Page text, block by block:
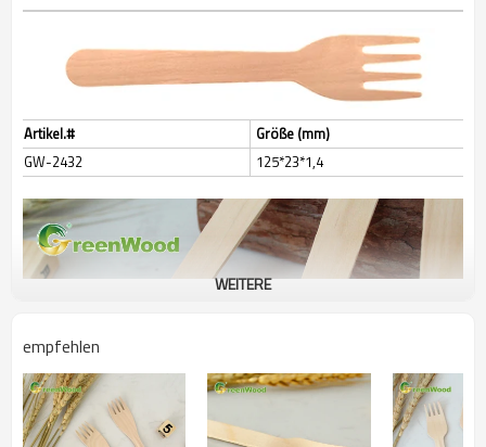
Artikel.#
Größe (mm)
GW-2432
125*23*1,4
WEITERE
empfehlen